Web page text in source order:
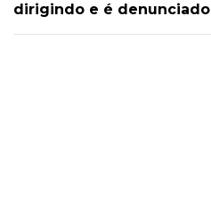
dirigindo e é denunciado